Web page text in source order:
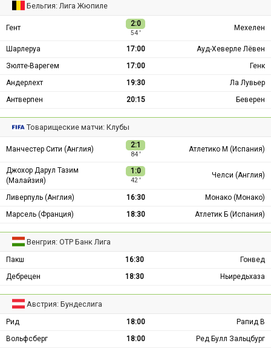
Бельгия: Лига Жюпиле
Гент 2:0
54 ′
Мехелен
Шарлеруа 17:00
Ауд-Хеверле Лёвен
Зюлте-Варегем
17:00
Генк
Андерлехт
19:30
Ла Лувьер
Антверпен
20:15 Беверен
Товарищеские матчи: Клубы
Манчестер Сити (Англия) 2:1
84 ′
Атлетико М (Испания)
Джохор Дарул Тазим
(Малайзия)
1:0
42 ′
Челси (Англия)
Ливерпуль (Англия) 16:30
Монако (Монако)
Марсель (Франция)
18:30 Атлетик Б (Испания)
Венгрия: ОТР Банк Лига
Пакш 16:30
Гонвед
Дебрецен
18:30 Ньиредьхаза
Австрия: Бундеслига
Рид 18:00
Рапид В
Вольфсберг
18:00
Ред Булл Зальцбург